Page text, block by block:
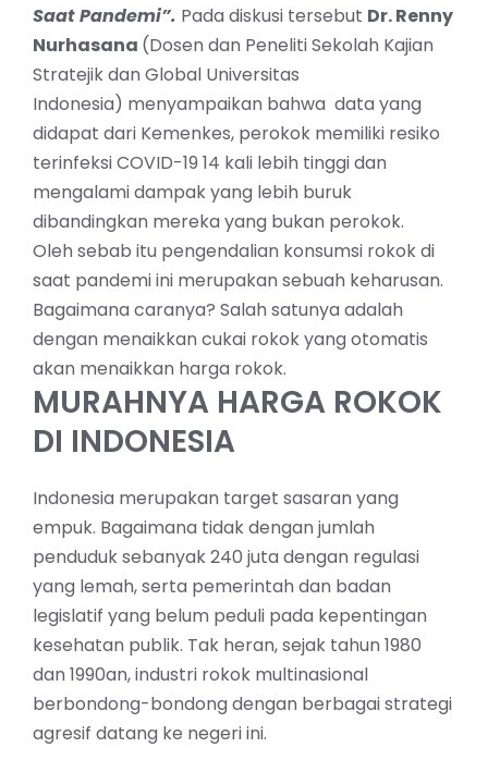
Saat Pandemi”. Pada diskusi tersebut Dr. Renny
Nurhasana (Dosen dan Peneliti Sekolah Kajian
Stratejik dan Global Universitas
Indonesia) menyampaikan bahwa data yang
didapat dari Kemenkes, perokok memiliki resiko
terinfeksi COVID-19 14 kali lebih tinggi dan
mengalami dampak yang lebih buruk
dibandingkan mereka yang bukan perokok.
Oleh sebab itu pengendalian konsumsi rokok di
saat pandemi ini merupakan sebuah keharusan.
Bagaimana caranya? Salah satunya adalah
dengan menaikkan cukai rokok yang otomatis
akan menaikkan harga rokok.
MURAHNYA HARGA ROKOK
DI INDONESIA
Indonesia merupakan target sasaran yang
empuk. Bagaimana tidak dengan jumlah
penduduk sebanyak 240 juta dengan regulasi
yang lemah, serta pemerintah dan badan
legislatif yang belum peduli pada kepentingan
kesehatan publik. Tak heran, sejak tahun 1980
dan 1990an, industri rokok multinasional
berbondong-bondong dengan berbagai strategi
agresif datang ke negeri ini.